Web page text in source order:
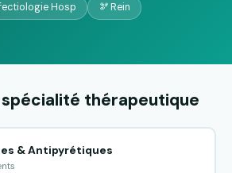
Hosp
🫘 Rein
thérapeutique
& Antipyrétiques